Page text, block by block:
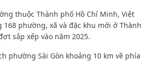
thuộc Thành phố Hồ Chí Minh, Việt
168 phường, xã và đặc khu mới ở Thành
sắp xếp vào năm 2025.
phường Sài Gòn khoảng 10 km về phía